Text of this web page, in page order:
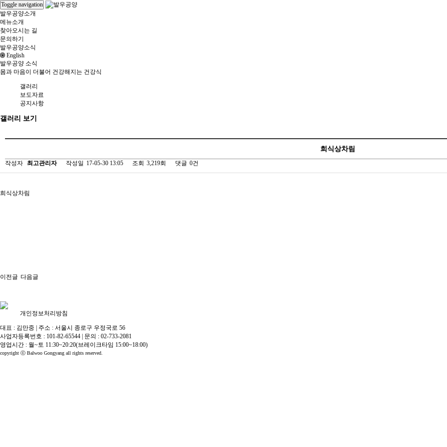
Toggle navigation
발우공양소개
메뉴소개
찾아오시는 길
문의하기
발우공양소식
English
발우공양 소식
몸과 마음이 더불어 건강해지는 건강식
갤러리
보도자료
공지사항
갤러리 보기
희식상차림
작성자 최고관리자 작성일 17-05-30 13:05 조회 3,219회 댓글 0건
희식상차림
이전글 다음글
개인정보처리방침
대표 : 김만중
주소 : 서울시 종로구 우정국로 56
사업자등록번호 : 101-82-65544
문의 : 02-733-2081
영업시간 : 월~토 11:30~20:20(브레이크타임 15:00~18:00)
copyright ⓒ Balwoo Gongyang all rights reserved.